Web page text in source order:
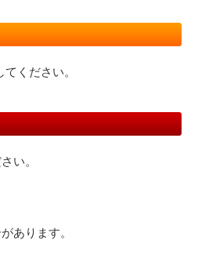
ください。
い。
あります。